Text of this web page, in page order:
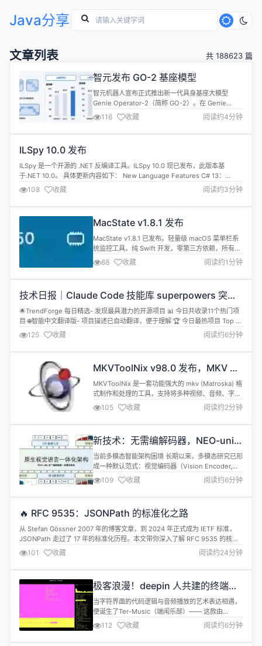
Java分享
文章列表 共 188623 篇
智元发布 GO-2 基座模型
智元机器人宣布正式推出新一代具身基座大模型
Genie Operator-2（简称 GO-2）。在 Genie
Operator-1（简称GO-1）基础上进行了进化，以弥
合机器人系统中长期存在的语义‑运动鸿沟
（Semantic‑Actuation Gap），实现了从感知理解
116 收藏 阅读约4分钟
ILSpy 10.0 发布
ILSpy 是一个开源的 .NET 反编译工具。ILSpy 10.0 现已发布，此版本基
于.NET 10.0。 具体更新内容如下： New Language Features C# 13：
allows ref structconstraint C# 14：extensionmembers #3467：C#
12InlineArrays 将模式检测更新至 Ro...
108 收藏 阅读约3分钟
MacState v1.8.1 发布
MacState v1.8.1 已发布。轻量级 macOS 菜单栏系
统监控工具，纯 Swift 开发，零第三方依赖，所有指
标合并显示在单个状态栏项中，资源占用极低。 状态
栏 设置面板 充电信息 修复 / Fixed 设置面板定位 —
设置面板从 NSPopover 改为屏幕居中 NSPanel，
的问题 项目地址：...
88 收藏 阅读约1分钟
技术日报｜Claude Code 技能库 superpowers 突破
14 万星再揽 2028，GitNexus 连续霸榜
🌟TrendForge 每日精选- 发现最具潜力的开源项目 📊 今日共收录11个热门项
目 🌐智能中文翻译版- 项目描述已自动翻译，便于理解 🏆 今日最热项目 Top 10
🥇 obra/superpowers 项目简介: Claude Code 超级能力：核心技能库 今日
新增: 2028 *总星数: 141662 *语言: Shell https:...
125 收藏 阅读约6分钟
MKVToolNix v98.0 发布，MKV 视
频编辑工具
MKVToolNix 是一套功能强大的 mkv (Matroska) 格
式制作和处理的工具，支持将多种视频、音频、字幕
等格式封装成 mkv 格式。 MKVToolNix 98.0 现已
正式发布，具体更新内容包括： New features and
enhancements all：对搁置了数年的日语翻译进行
也得到...
105 收藏 阅读约2分钟
新技术：无需编解码器，NEO-unify
如何打造原生视觉语言理解与生成
当前多模态智能架构困境 长期以来，多模态研究已形
成一种默认范式：视觉编码器（Vision Encoder,
VE） 负责感知与理解，而变分自编码器
（Variational Autoencoder, VAE） 则用于内容生
成。近期的一些工作尝试构建共享编码器，但这种折
理：构建一体化模型直接处理原生输入，即像素本
身...
109 收藏 阅读约6分钟
🔥 RFC 9535：JSONPath 的标准化之路
从 Stefan Gössner 2007 年的博客文章，到 2024 年正式成为 IETF 标准，
JSONPath 走过了 17 年的标准化历程。本文带你深入了解 RFC 9535 的核心
特性，并用 snack4-jsonpath 实战演示。 1. 为什么需要 JSONPath？ 在
JSON 统治 API 世界的今天，我们几乎每天都在处理 JSON 数据...
101 收藏 阅读约24分钟
极客浪漫！deepin 人共建的终端音
乐播放器来了！
当字符界面的代码逻辑与音频播放的艺术表达相遇，
便诞生了Ter-Music（端闱乐部）—— 这款由
deepin 社区开发者燕戏竹林主导创作、全社区力量
协同迭代完善的终端音乐播放器。它既是开发者对
TUI（文本用户界面）技术形态的执念坚守，也是
112 收藏 阅读约6分钟